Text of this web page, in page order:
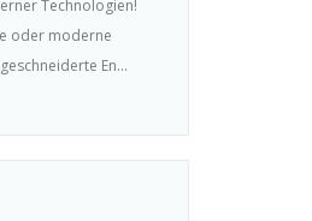
Technologien!
oder moderne
En...